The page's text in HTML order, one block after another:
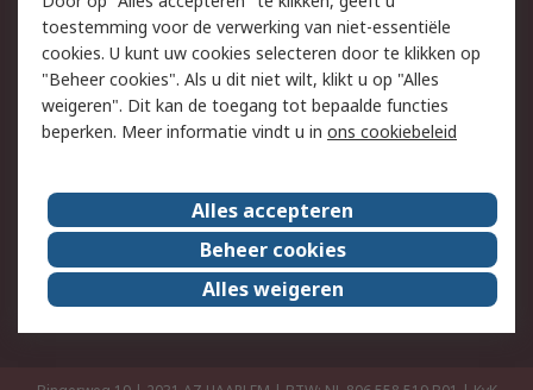
Cookiebeleid
Email veiligheid
Privacybeleid
Websitevoorwaarden
Algemene
verkoopvoorwaarden
Over RS
RS Group
Over ons
RS wereldwijd
Werken bij RS
ESG
toestemming voor de verwerking van niet-essentiële
cookies. U kunt uw cookies selecteren door te klikken op
"Beheer cookies". Als u dit niet wilt, klikt u op "Alles
weigeren". Dit kan de toegang tot bepaalde functies
beperken. Meer informatie vindt u in ons cookiebeleid
Alles accepteren
Beheer cookies
Alles weigeren